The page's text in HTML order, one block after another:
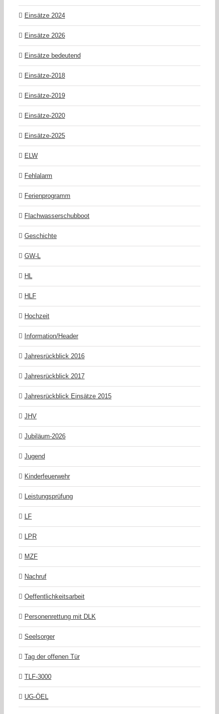
Einsätze 2024
Einsätze 2026
Einsätze bedeutend
Einsätze-2018
Einsätze-2019
Einsätze-2020
Einsätze-2025
ELW
Fehlalarm
Ferienprogramm
Flachwasserschubboot
Geschichte
GW-L
HL
HLF
Hochzeit
Information/Header
Jahresrückblick 2016
Jahresrückblick 2017
Jahresrückblick Einsätze 2015
JHV
Jubiläum-2026
Jugend
Kinderfeuerwehr
Leistungsprüfung
LF
LPR
MZF
Nachruf
Oeffentlichkeitsarbeit
Personenrettung mit DLK
Seelsorger
Tag der offenen Tür
TLF-3000
UG-ÖEL